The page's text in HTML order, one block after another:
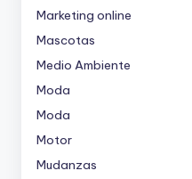
Marketing online
Mascotas
Medio Ambiente
Moda
Moda
Motor
Mudanzas